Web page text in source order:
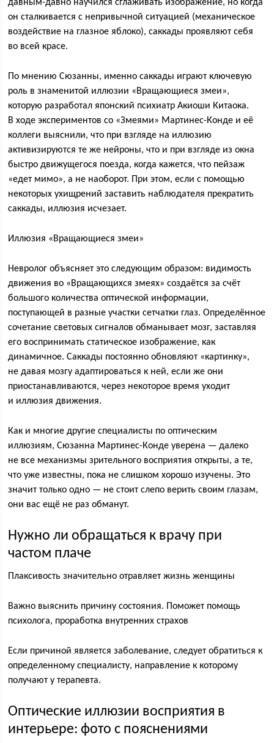
давным-давно научился сглаживать изображение, но когда
он сталкивается с непривычной ситуацией (механическое
воздействие на глазное яблоко), саккады проявляют себя
во всей красе.
По мнению Сюзанны, именно саккады играют ключевую
роль в знаменитой иллюзии «Вращающиеся змеи»,
которую разработал японский психиатр Акиоши Китаока.
В ходе экспериментов со «Змеями» Мартинес-Конде и её
коллеги выяснили, что при взгляде на иллюзию
активизируются те же нейроны, что и при взгляде из окна
быстро движущегося поезда, когда кажется, что пейзаж
«едет мимо», а не наоборот. При этом, если с помощью
некоторых ухищрений заставить наблюдателя прекратить
саккады, иллюзия исчезает.
Иллюзия «Вращающиеся змеи»
Невролог объясняет это следующим образом: видимость
движения во «Вращающихся змеях» создаётся за счёт
большого количества оптической информации,
поступающей в разные участки сетчатки глаз. Определённое
сочетание световых сигналов обманывает мозг, заставляя
его воспринимать статическое изображение, как
динамичное. Саккады постоянно обновляют «картинку»,
не давая мозгу адаптироваться к ней, если же они
приостанавливаются, через некоторое время уходит
и иллюзия движения.
Как и многие другие специалисты по оптическим
иллюзиям, Сюзанна Мартинес-Конде уверена — далеко
не все механизмы зрительного восприятия открыты, а те,
что уже известны, пока не слишком хорошо изучены. Это
значит только одно — не стоит слепо верить своим глазам,
они вас ещё не раз обманут.
Нужно ли обращаться к врачу при
частом плаче
Плаксивость значительно отравляет жизнь женщины
Важно выяснить причину состояния. Поможет помощь
психолога, проработка внутренних страхов
Если причиной является заболевание, следует обратиться к
определенному специалисту, направление к которому
получают у терапевта.
Оптические иллюзии восприятия в
интерьере: фото с пояснениями